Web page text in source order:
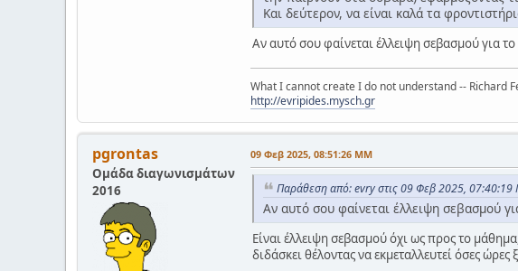
Και δεύτερον, να είναι καλά τα
Αν αυτό σου φαίνεται έλλειψη σεβασμού για
What I cannot create I do not understand -- Richard
http://evripides.mysch.gr
pgrontas
Ομάδα διαγωνισμάτων
2016
09 Φεβ 2025, 08:51:26 ΜΜ
Παράθεση από: evry στις 09 Φεβ 2025,
Αν αυτό σου φαίνεται έλλειψη σεβασμού
Είναι έλλειψη σεβασμού όχι ως προς το
διδάσκει θέλοντας να εκμεταλλευτεί όσες